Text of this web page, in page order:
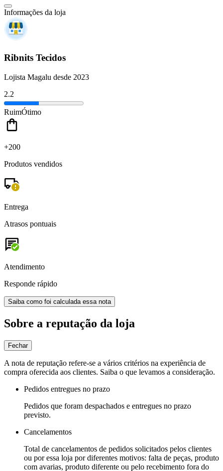
Informações da loja
Ribnits Tecidos
Lojista Magalu desde 2023
2.2
RuimÓtimo
+200
Produtos vendidos
Entrega
Atrasos pontuais
Atendimento
Responde rápido
Saiba como foi calculada essa nota
Sobre a reputação da loja
Fechar
A nota de reputação refere-se a vários critérios na experiência de
compra oferecida aos clientes. Saiba o que levamos a consideração.
Pedidos entregues no prazo
Pedidos que foram despachados e entregues no prazo
previsto.
Cancelamentos
Total de cancelamentos de pedidos solicitados pelos clientes
ou por essa loja por diferentes motivos: falta de peças, produto
com avarias, produto diferente ou pelo recebimento fora do